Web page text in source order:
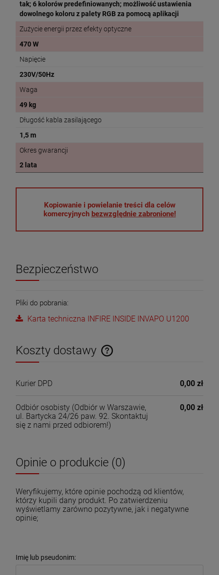
tak; 6 kolorów predefiniowanych; możliwość ustawienia
dowolnego koloru z palety RGB za pomocą aplikacji
Zużycie energii przez efekty optyczne
470 W
Napięcie
230V/50Hz
Waga
49 kg
Długość kabla zasilającego
1,5 m
Okres gwarancji
2 lata
Kopiowanie i powielanie treści dla celów
komercyjnych bezwzględnie zabronione!
Bezpieczeństwo
Pliki do pobrania:
Karta techniczna INFIRE INSIDE INVAPO U1200
Koszty dostawy
Cena nie zawiera ewentualnych kosztów płatności
Kurier DPD 0,00 zł
Odbiór osobisty (Odbiór w Warszawie,
ul. Bartycka 24/26 paw. 92. Skontaktuj
się z nami przed odbiorem!)
0,00 zł
Opinie o produkcie (0)
Weryfikujemy, które opinie pochodzą od klientów,
którzy kupili dany produkt. Po zatwierdzeniu
wyświetlamy zarówno pozytywne, jak i negatywne
opinie;
Imię lub pseudonim: